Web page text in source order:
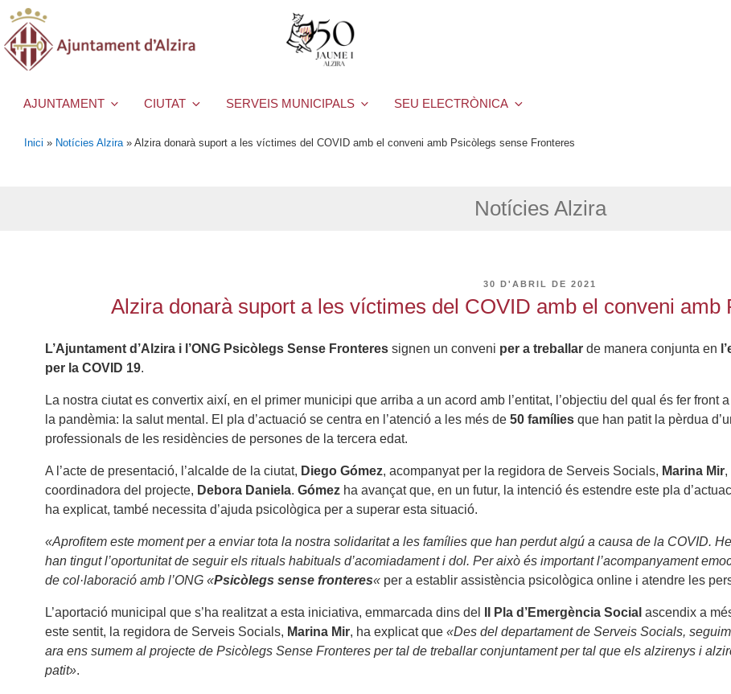
AJUNTAMENT CIUTAT SERVEIS MUNICIPALS SEU ELECTRÒNICA
Inici » Notícies Alzira » Alzira donarà suport a les víctimes del COVID amb el conveni amb Psicòlegs sense Fronteres
Notícies Alzira
PUBLICAT
30 D'ABRIL DE 2021
Alzira donarà suport a les víctimes del COVID amb el conveni amb
L’Ajuntament d’Alzira i l’ONG Psicòlegs Sense Fronteressignen un conveni per a treballarde manera conjunta en
per la COVID 19.
La nostra ciutat es convertix així, en el primer municipi que arriba a un acord amb l’entitat, l’objectiu del qual és fer
la pandèmia: la salut mental. El pla d’actuació se centra en l’atenció a les més de 50 famíliesque han patit la pèrdua
professionals de les residències de persones de la tercera edat.
A l’acte de presentació, l’alcalde de la ciutat, Diego Gómez, acompanyat per la regidora de Serveis Socials, Marina Mir,
coordinadora del projecte, Debora Daniela. Gómezha avançat que, en un futur, la intenció és estendre este pla
ha explicat, també necessita d’ajuda psicològica per a superar esta situació.
«Aprofitem este moment per a enviar tota la nostra solidaritat a les famílies que han perdut algú a causa de la COVID.
han tingut l’oportunitat de seguir els rituals habituals d’acomiadament i dol. Per això és important l’acompanyament
de col·laboració amb l’ONG «Psicòlegs sense fronteres«per a establir assistència psicològica online i atendre les
L’aportació municipal que s’ha realitzat a esta iniciativa, emmarcada dins del II Pla d’Emergència Social ascendix a
este sentit, la regidora de Serveis Socials, Marina Mir, ha explicat que «Des del departament de Serveis Socials,
ara ens sumem al projecte de Psicòlegs Sense Fronteres per tal de treballar conjuntament per tal que els alzirenys i
patit».